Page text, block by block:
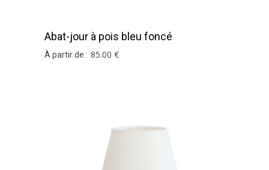
Abat-jour à pois bleu foncé
À partir de : 85.00 €